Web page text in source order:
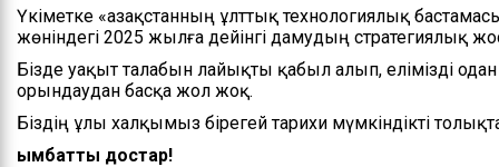
Үкіметке «Қазақстанның ұлттық технологиялық
жөніндегі 2025 жылға дейінгі дамудың стратегиялық
Бізде уақыт талабын лайықты қабыл алып, елімізді одан
орындаудан басқа жол жоқ.
Біздің ұлы халқымыз бірегей тарихи мүмкіндікті
Қымбатты достар!